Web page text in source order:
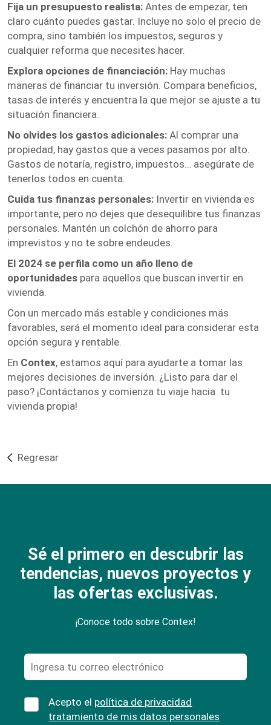
Fija un presupuesto realista: Antes de empezar, ten
claro cuánto puedes gastar. Incluye no solo el precio de
compra, sino también los impuestos, seguros y
cualquier reforma que necesites hacer.
Explora opciones de financiación: Hay muchas
maneras de financiar tu inversión. Compara beneficios,
tasas de interés y encuentra la que mejor se ajuste a tu
situación financiera.
No olvides los gastos adicionales: Al comprar una
propiedad, hay gastos que a veces pasamos por alto.
Gastos de notaría, registro, impuestos… asegúrate de
tenerlos todos en cuenta.
Cuida tus finanzas personales: Invertir en vivienda es
importante, pero no dejes que desequilibre tus finanzas
personales. Mantén un colchón de ahorro para
imprevistos y no te sobre endeudes.
El 2024 se perfila como un año lleno de
oportunidades para aquellos que buscan invertir en
vivienda.
Con un mercado más estable y condiciones más
favorables, será el momento ideal para considerar esta
opción segura y rentable.
En Contex, estamos aquí para ayudarte a tomar las
mejores decisiones de inversión. ¿Listo para dar el
paso? ¡Contáctanos y comienza tu viaje hacia tu
vivienda propia!
Regresar
Sé el primero en descubrir las
tendencias, nuevos proyectos y
las ofertas exclusivas.
¡Conoce todo sobre Contex!
Acepto el política de privacidad
tratamiento de mis datos personales